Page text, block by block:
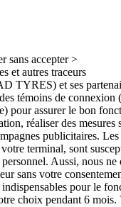
sans accepter >
et autres traceurs
TYRES) et ses
témoins de connexion
pour assurer le bon
réaliser des mesures
publicitaires.
terminal, sont
Aussi, nous ne
sans votre
pour le
choix pendant 6 mois.